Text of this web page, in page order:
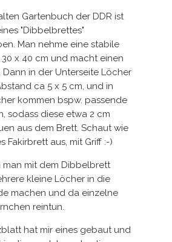
Gartenbuch der DDR ist
"Dibbelbrettes"
Man nehme eine stabile
x 40 cm und macht einen
Dann in der Unterseite Löcher
ca 5 x 5 cm, und in
kommen bspw. passende
sodass diese etwa 2 cm
aus dem Brett. Schaut wie
Fakirbrett aus, mit Griff :-)
man mit dem Dibbelbrett
kleine Löcher in die
machen und da einzelne
reintun.
hat mir eines gebaut und